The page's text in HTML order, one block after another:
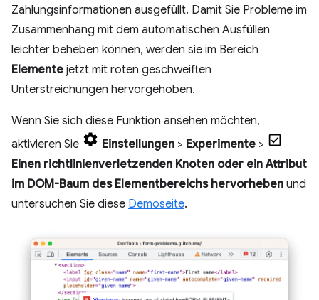
Zahlungsinformationen ausgefüllt. Damit Sie Probleme im
Zusammenhang mit dem automatischen Ausfüllen
leichter beheben können, werden sie im Bereich
Elemente jetzt mit roten geschweiften
Unterstreichungen hervorgehoben.
Wenn Sie sich diese Funktion ansehen möchten,
aktivieren Sie
Einstellungen > Experimente >
Einen richtlinienverletzenden Knoten oder ein Attribut
im DOM-Baum des Elementbereichs hervorheben und
untersuchen Sie diese Demoseite.